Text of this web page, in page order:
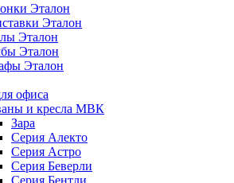
Эталон
Эталон
Эталон
Эталон
Эталон
офиса
и кресла МВК
Зара
Серия Алекто
Серия Астро
Серия Беверли
Серия Бентли